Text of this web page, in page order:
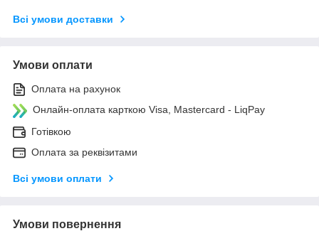
Всі умови доставки
Умови оплати
Оплата на рахунок
Онлайн-оплата карткою Visa, Mastercard - LiqPay
Готівкою
Оплата за реквізитами
Всі умови оплати
Умови повернення